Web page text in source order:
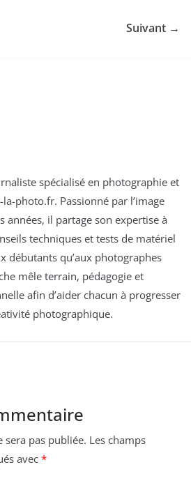
Suivant →
spécialisé en photographie et
photo.fr. Passionné par l’image
années, il partage son expertise à
techniques et tests de matériel
débutants qu’aux photographes
mêle terrain, pédagogie et
afin d’aider chacun à progresser
photographique.
sera pas publiée. Les champs
avec *